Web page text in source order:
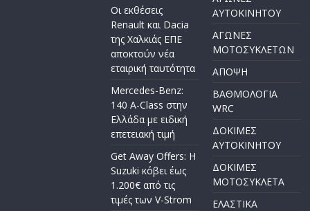
Οι εκθέσεις
Renault και Dacia
της Χαλκιάς ΕΠΕ
αποκτούν νέα
εταιρική ταυτότητα
Mercedes-Benz:
140 A-Class στην
Ελλάδα με ειδική
επετειακή τιμή
Get Away Offers: Η
Suzuki κόβει έως
1.200€ από τις
τιμές των V-Strom
AYTOKINHTOY
ΑΓΩΝΕΣ
ΜΟΤΟΣΥΚΛΕΤΩΝ
ΑΠΟΨΗ
ΒΑΘΜΟΛΟΓΙΑ
WRC
ΔΟΚΙΜΕΣ
ΑΥΤΟΚΙΝΗΤΟΥ
ΔΟΚΙΜΕΣ
ΜΟΤΟΣΥΚΛΕΤΑ
ΕΛΑΣΤΙΚΑ